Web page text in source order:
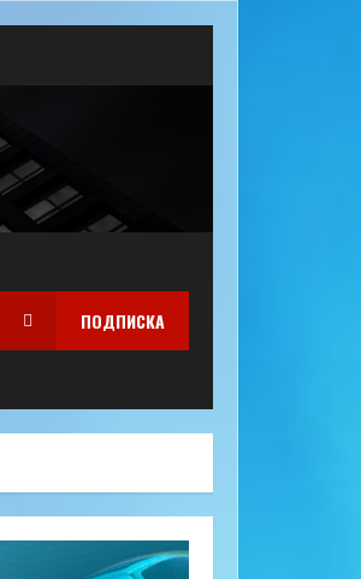
ПОДПИСКА